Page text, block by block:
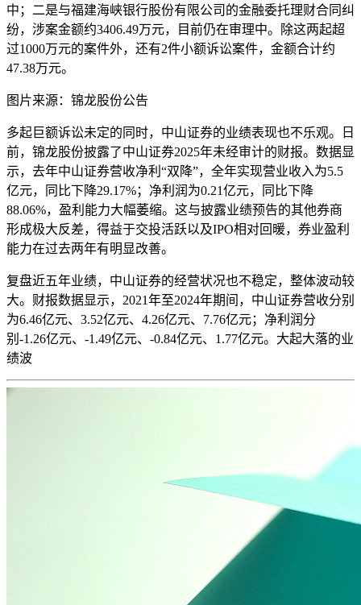
中；二是与福建海峡银行股份有限公司的金融委托理财合同纠
纷，涉案金额约3406.49万元，目前仍在审理中。除这两起超
过1000万元的案件外，还有2件小额诉讼案件，金额合计约
47.38万元。
图片来源：锦龙股份公告
多起巨额诉讼未定的同时，中山证券的业绩表现也不乐观。日
前，锦龙股份披露了中山证券2025年未经审计的财报。数据显
示，去年中山证券营收净利“双降”，全年实现营业收入为5.5
亿元，同比下降29.17%；净利润为0.21亿元，同比下降
88.06%，盈利能力大幅萎缩。这与披露业绩预告的其他券商
形成极大反差，得益于交投活跃以及IPO相对回暖，券业盈利
能力在过去两年有明显改善。
复盘近五年业绩，中山证券的经营状况也不稳定，整体波动较
大。财报数据显示，2021年至2024年期间，中山证券营收分别
为6.46亿元、3.52亿元、4.26亿元、7.76亿元；净利润分
别-1.26亿元、-1.49亿元、-0.84亿元、1.77亿元。大起大落的业
绩波